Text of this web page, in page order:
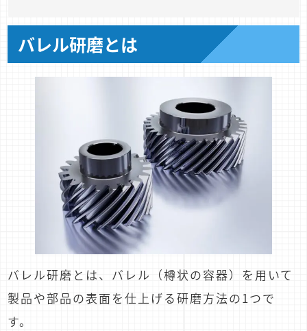
バレル研磨とは
バレル研磨とは、バレル（樽状の容器）を用いて
製品や部品の表面を仕上げる研磨方法の1つで
す。